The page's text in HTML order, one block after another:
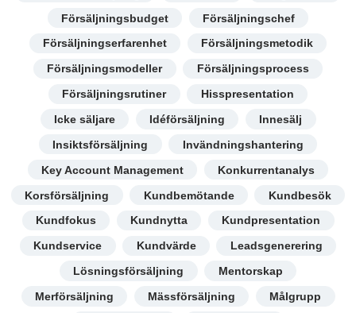
Försäljningsbudget
Försäljningschef
Försäljningserfarenhet
Försäljningsmetodik
Försäljningsmodeller
Försäljningsprocess
Försäljningsrutiner
Hisspresentation
Icke säljare
Idéförsäljning
Innesälj
Insiktsförsäljning
Invändningshantering
Key Account Management
Konkurrentanalys
Korsförsäljning
Kundbemötande
Kundbesök
Kundfokus
Kundnytta
Kundpresentation
Kundservice
Kundvärde
Leadsgenerering
Lösningsförsäljning
Mentorskap
Merförsäljning
Mässförsäljning
Målgrupp